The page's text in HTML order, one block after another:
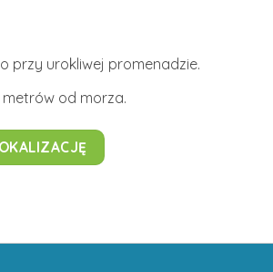
przy urokliwej promenadzie.
metrów od morza.